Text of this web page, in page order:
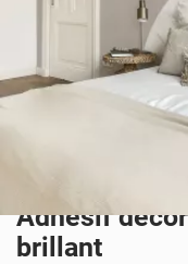
Adhésif
brillant